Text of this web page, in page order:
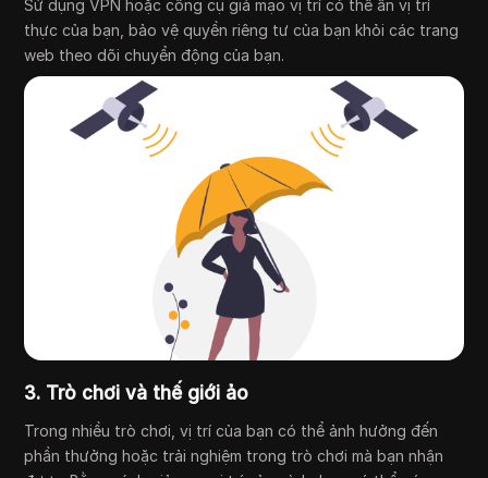
Sử dụng VPN hoặc công cụ giả mạo vị trí có thể ẩn vị trí
thực của bạn, bảo vệ quyền riêng tư của bạn khỏi các trang
web theo dõi chuyển động của bạn.
3. Trò chơi và thế giới ảo
Trong nhiều trò chơi, vị trí của bạn có thể ảnh hưởng đến
phần thưởng hoặc trải nghiệm trong trò chơi mà bạn nhận